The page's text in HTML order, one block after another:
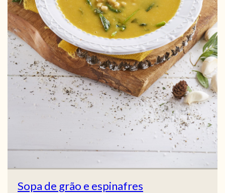
Sopa de grão e espinafres